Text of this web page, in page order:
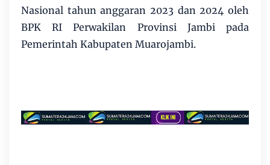
Nasional tahun anggaran 2023 dan 2024 oleh
BPK RI Perwakilan Provinsi Jambi pada
Pemerintah Kabupaten Muarojambi.